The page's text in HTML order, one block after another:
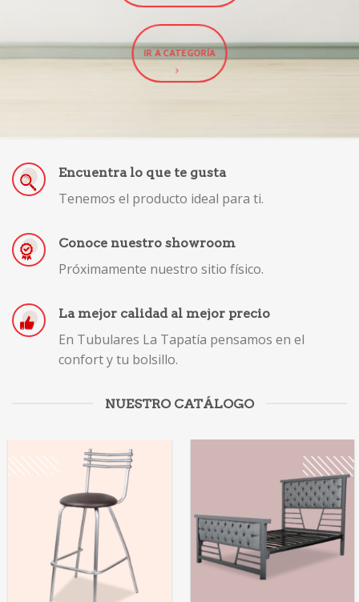
IR A CATEGORÍA
Encuentra lo que te gusta
Tenemos el producto ideal para ti.
Conoce nuestro showroom
Próximamente nuestro sitio físico.
La mejor calidad al mejor precio
En Tubulares La Tapatía pensamos en el
confort y tu bolsillo.
NUESTRO CATÁLOGO